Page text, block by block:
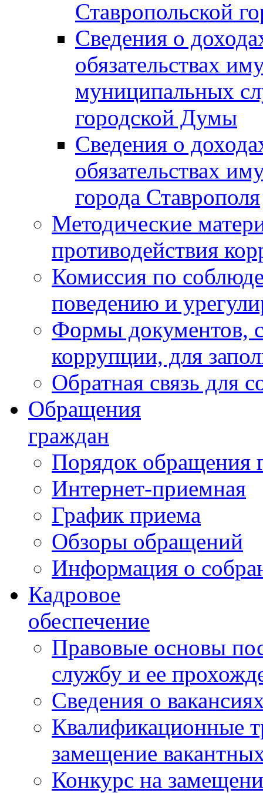
Ставропольской
Сведения о
обязательствах
муниципальных
городской Думы
Сведения о
обязательствах
города Ставрополя
Методические
противодействия
Комиссия по
поведению и
Формы документов,
коррупции, для
Обратная связь для
Обращения
граждан
Порядок обращения
Интернет-приемная
График приема
Обзоры обращений
Информация о
Кадровое
обеспечение
Правовые основы
службу и ее
Сведения о
Квалификационные
замещение
Конкурс на